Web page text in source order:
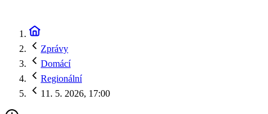
Zprávy
Domácí
Regionální
11. 5. 2026, 17:00